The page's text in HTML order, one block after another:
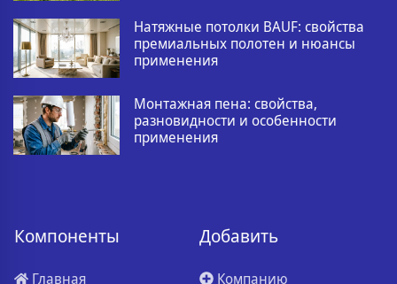
Натяжные потолки BAUF: свойства
премиальных полотен и нюансы
применения
Монтажная пена: свойства,
разновидности и особенности
применения
Компоненты
Главная
Добавить
Компанию